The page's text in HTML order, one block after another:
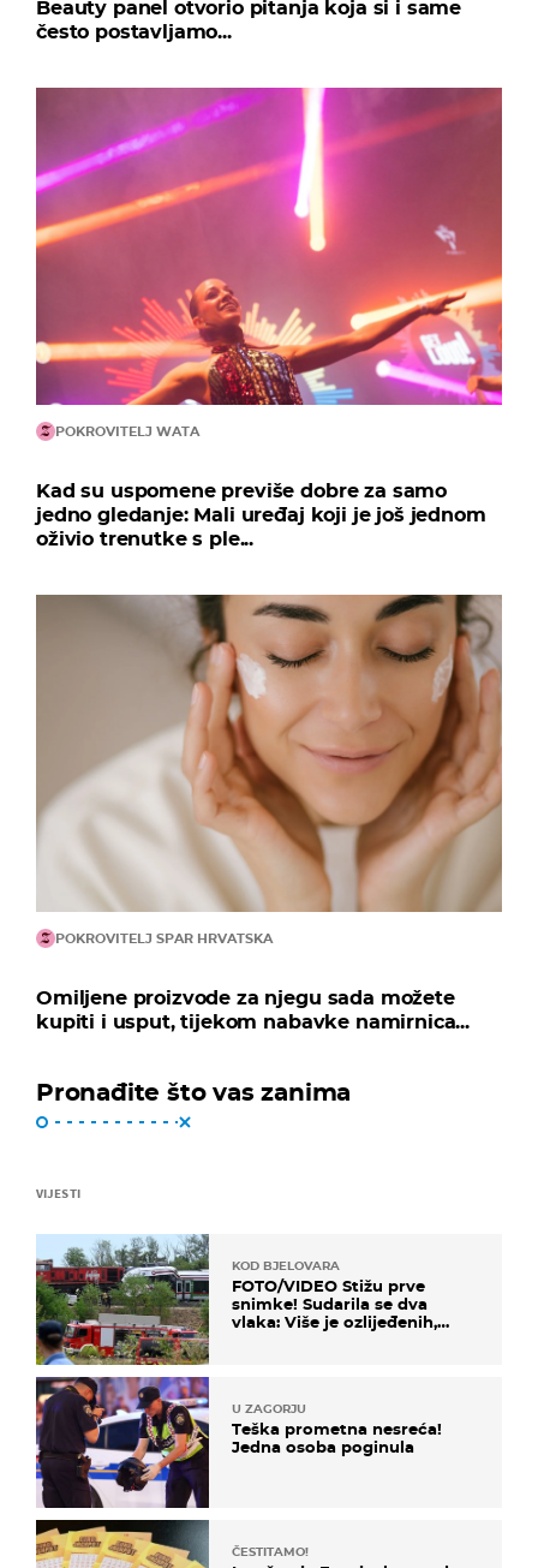
Beauty panel otvorio pitanja koja si i same
često postavljamo...
POKROVITELJ WATA
Kad su uspomene previše dobre za samo
jedno gledanje: Mali uređaj koji je još jednom
oživio trenutke s ple...
POKROVITELJ SPAR HRVATSKA
Omiljene proizvode za njegu sada možete
kupiti i usput, tijekom nabavke namirnica...
Pronađite što vas zanima
VIJESTI
KOD BJELOVARA
FOTO/VIDEO Stižu prve
snimke! Sudarila se dva
vlaka: Više je ozlijeđenih,
U ZAGORJU
Teška prometna nesreća!
Jedna osoba poginula
ČESTITAMO!